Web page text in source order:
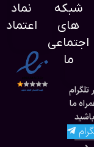
شبکه
های
اجتماعی
ما
تلگرام
ما
باشید
نماد
اعتماد